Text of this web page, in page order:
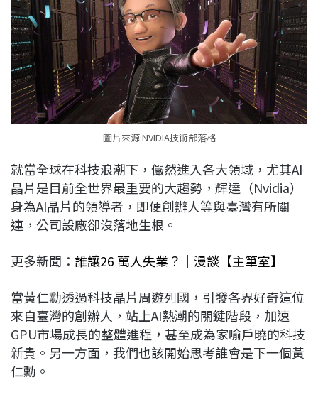
圖片來源:NVIDIA技術部落格
就當全球在科技浪潮下，儼然進入各大領域，尤其AI
晶片是目前全世界最重要的大趨勢，輝達（Nvidia）
身為AI晶片的領導者，即便創辦人等與臺灣有所關
連，公司設廠卻沒落地生根。
更多新聞： 誰讓26 萬人失業？｜漫談【主筆室】
當黃仁勳透過科技晶片周遊列國，引發各界好奇這位
來自臺灣的創辦人，站上AI熱潮的關鍵階段，加速
GPU市場成長的整體進程，甚至成為家喻戶曉的科技
新貴。另一方面，我們也該開始思考誰會是下一個黃
仁勳。